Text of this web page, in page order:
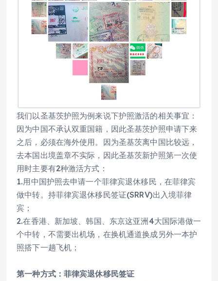
我们以圣基茨护照为例来说下护照激活的相关事宜：
因为中国不承认双重国籍，因此圣基茨护照申请下来
之后，必须在海外使用。因为圣基茨离中国比较远，
去本国出境盖章不实际，因此圣基茨新护照第一次使
用时主要有2种激活方式：
1.用中国护照去申请一个菲律宾退休移民，在菲律宾
做中转。持菲律宾退休移民签证(SRRV)出入境菲律
宾；
2.在香港、新加坡、韩国、东京这亚洲4大国际港做一
个中转，不需要出机场，在换机通道换成另外一本护
照搭下一趟飞机；
第一种方式：菲律宾退休移民签证